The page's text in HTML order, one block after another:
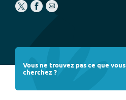
Vous ne trouvez pas ce que vous
cherchez ?